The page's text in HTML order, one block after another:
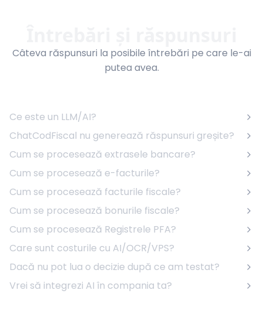
Câteva răspunsuri la posibile întrebări pe care le-ai
putea avea.
Ce este un LLM/AI?
ChatCodFiscal nu generează răspunsuri greșite?
Cum se procesează extrasele bancare?
Cum se procesează e-facturile?
Cum se procesează facturile fiscale?
Cum se procesează bonurile fiscale?
Cum se procesează Registrele PFA?
Care sunt costurile cu AI/OCR/VPS?
Dacă nu pot lua o decizie după ce am testat?
Vrei să integrezi AI în compania ta?